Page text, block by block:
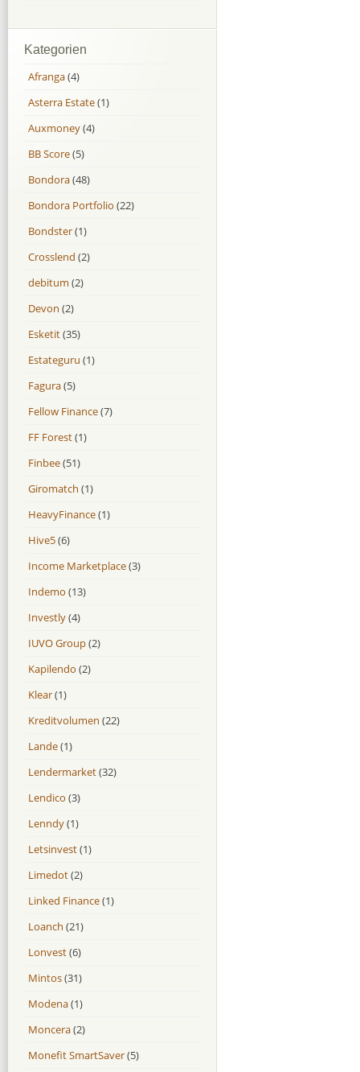
Kategorien
Afranga(4)
Asterra Estate(1)
Auxmoney(4)
BB Score(5)
Bondora(48)
Bondora Portfolio (22)
Bondster(1)
Crosslend (2)
debitum (2)
Devon (2)
Esketit(35)
Estateguru (1)
Fagura(5)
Fellow Finance(7)
FF Forest(1)
Finbee(51)
Giromatch (1)
HeavyFinance(1)
Hive5(6)
Income Marketplace(3)
Indemo (13)
Investly(4)
IUVO Group(2)
Kapilendo (2)
Klear(1)
Kreditvolumen (22)
Lande(1)
Lendermarket(32)
Lendico (3)
Lenndy(1)
Letsinvest(1)
Limedot(2)
Linked Finance(1)
Loanch (21)
Lonvest(6)
Mintos(31)
Modena(1)
Moncera(2)
Monefit SmartSaver(5)